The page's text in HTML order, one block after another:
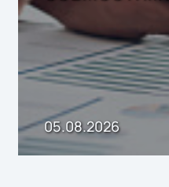
решением
Storage
хранения
05.08.2026